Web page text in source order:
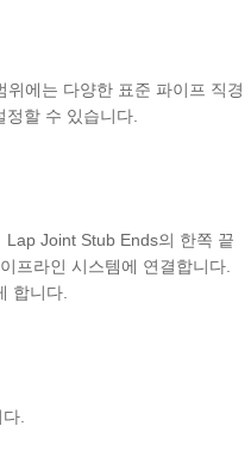
에는 다양한 표준 파이프 직경
할 수 있습니다.
Joint Stub Ends의 한쪽 끝
프라인 시스템에 연결합니다.
합니다.
.